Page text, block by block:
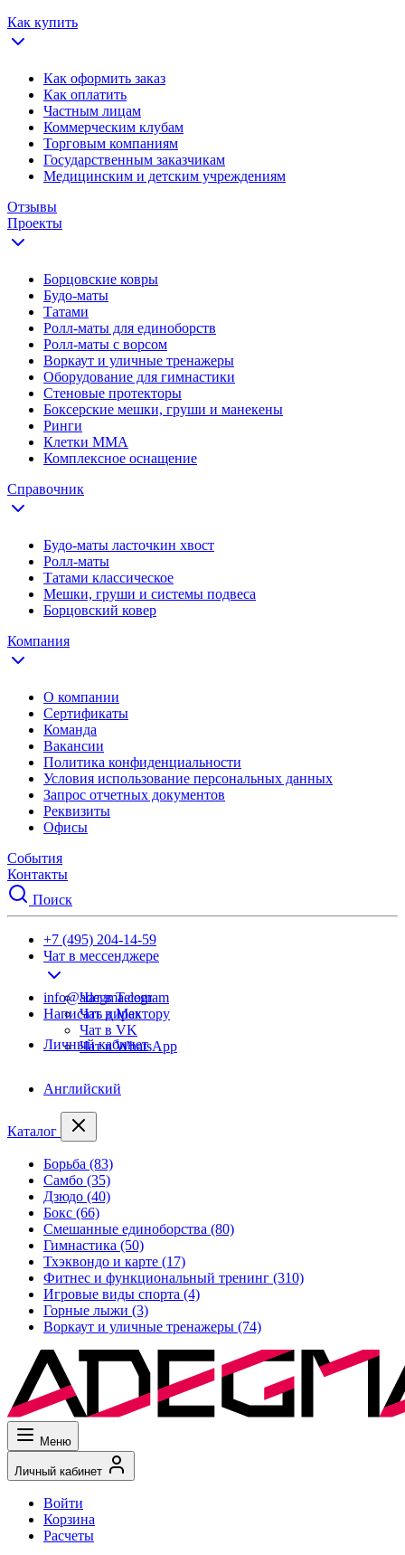
Как купить
Как оформить заказ
Как оплатить
Частным лицам
Коммерческим клубам
Торговым компаниям
Государственным заказчикам
Медицинским и детским учреждениям
Отзывы
Проекты
Борцовские ковры
Будо-маты
Татами
Ролл-маты для единоборств
Ролл-маты с ворсом
Воркаут и уличные тренажеры
Оборудование для гимнастики
Стеновые протекторы
Боксерские мешки, груши и манекены
Ринги
Клетки ММА
Комплексное оснащение
Справочник
Будо-маты ласточкин хвост
Ролл-маты
Татами классическое
Мешки, груши и системы подвеса
Борцовский ковер
Компания
О компании
Сертификаты
Команда
Вакансии
Политика конфиденциальности
Условия использование персональных данных
Запрос отчетных документов
Реквизиты
Офисы
События
Контакты
Поиск
+7 (495) 204-14-59
Чат в мессенджере
Чат в Telegram
Чат в Max
Чат в VK
Чат в WhatsApp
info@adegma.com
Написать директору
Личный кабинет
Английский
Каталог
Борьба (83)
Самбо (35)
Дзюдо (40)
Бокс (66)
Смешанные единоборства (80)
Гимнастика (50)
Тхэквондо и карте (17)
Фитнес и функциональный тренинг (310)
Игровые виды спорта (4)
Горные лыжи (3)
Воркаут и уличные тренажеры (74)
Меню
Личный кабинет
Войти
Корзина
Расчеты